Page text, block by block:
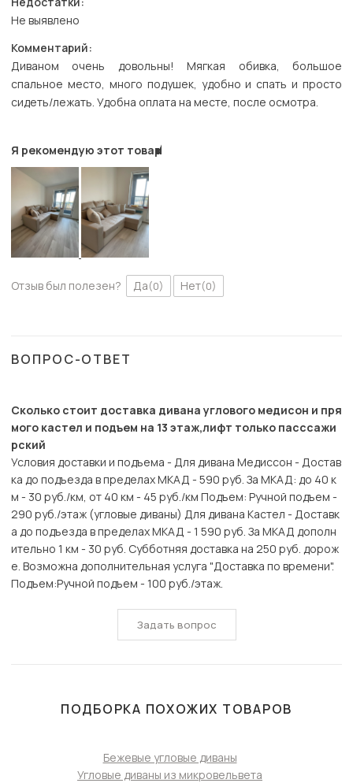
Не выявлено
Комментарий:
Диваном очень довольны! Мягкая обивка, большое
спальное место, много подушек, удобно и спать и просто
сидеть/лежать. Удобна оплата на месте, после осмотра.
Я рекомендую этот товар
Отзыв был полезен? Да(0) Нет(0)
ВОПРОС-ОТВЕТ
Сколько стоит доставка дивана углового медисон и пря
мого кастел и подъем на 13 этаж,лифт только пасссажи
рский
Условия доставки и подъема - Для дивана Медиссон - Достав
ка до подъезда в пределах МКАД - 590 руб. За МКАД: до 40 к
м - 30 руб./км, от 40 км - 45 руб./км Подъем: Ручной подъем -
290 руб./этаж (угловые диваны) Для дивана Кастел - Доставк
а до подъезда в пределах МКАД - 1 590 руб. За МКАД дополн
ительно 1 км - 30 руб. Субботняя доставка на 250 руб. дорож
е. Возможна дополнительная услуга "Доставка по времени".
Подъем:Ручной подъем - 100 руб./этаж.
Задать вопрос
ПОДБОРКА ПОХОЖИХ ТОВАРОВ
Бежевые угловые диваны
Угловые диваны из микровельвета